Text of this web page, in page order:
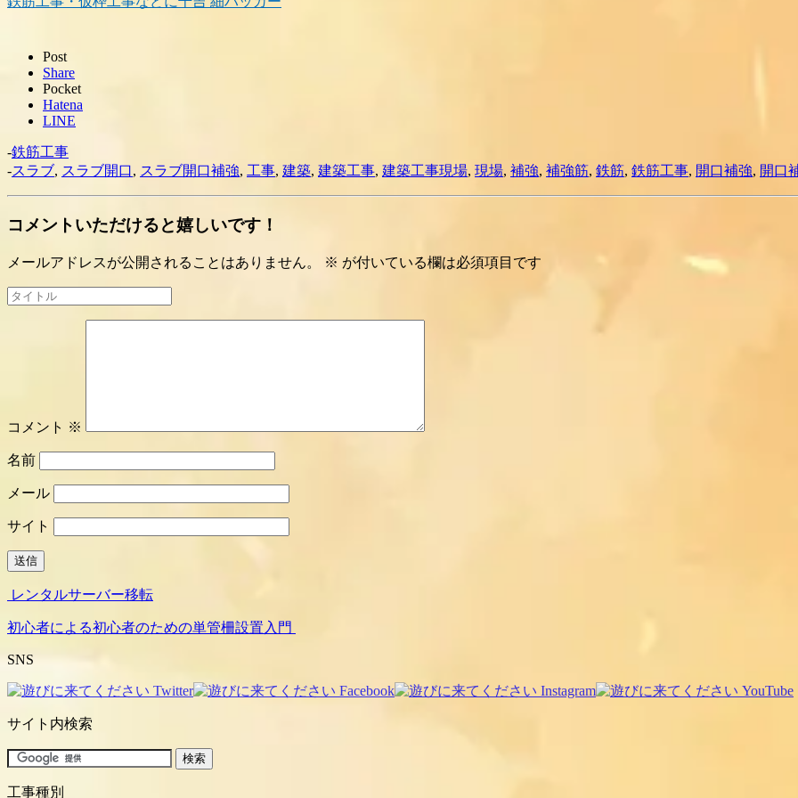
Post
Share
Pocket
Hatena
LINE
-鉄筋工事
-スラブ, スラブ開口, スラブ開口補強, 工事, 建築, 建築工事, 建築工事現場, 現場, 補強, 補強筋, 鉄筋, 鉄筋工事, 開口補強, 開口
コメントいただけると嬉しいです！
メールアドレスが公開されることはありません。 ※ が付いている欄は必須項目です
コメント ※
名前
メール
サイト
レンタルサーバー移転
初心者による初心者のための単管柵設置入門
SNS
サイト内検索
工事種別